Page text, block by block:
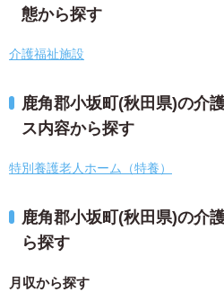
態から探す
介護福祉施設
鹿角郡小坂町(秋田県)の介
ス内容から探す
特別養護老人ホーム（特養）
鹿角郡小坂町(秋田県)の介
ら探す
月収から探す